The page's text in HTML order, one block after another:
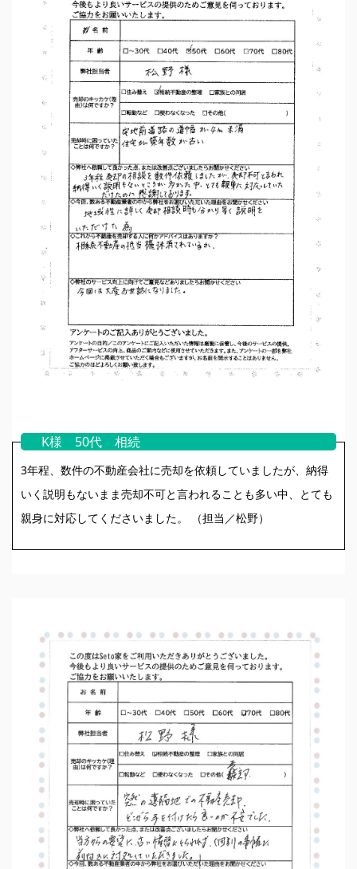
K様 50代 相続
3年程、数件の不動産会社に売却を依頼していましたが、納得
いく説明もないまま売却不可と言われることも多い中、とても
親身に対応してくださいました。 （担当／松野）